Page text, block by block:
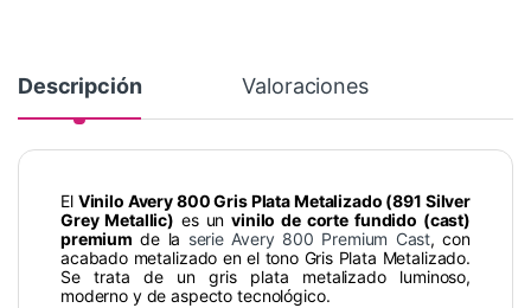
Descripción Valoraciones
El Vinilo Avery 800 Gris Plata Metalizado (891 Silver
Grey Metallic) es unvinilo de corte fundido (cast)
premium de la serie Avery 800 Premium Cast, con
acabado metalizado en el tono Gris Plata Metalizado.
Se trata de un gris plata metalizado luminoso,
moderno y de aspecto tecnológico.